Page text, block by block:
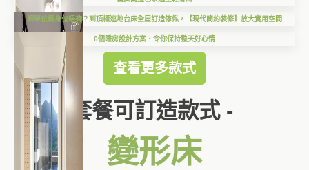
細單位轉身位唔夠？到頂櫃連地台床全屋訂造傢俬，【現代簡約裝修】放大實用空間
6個睡房設計方案．令你保持整天好心情
查看更多款式
套餐可訂造款式 -
變形床